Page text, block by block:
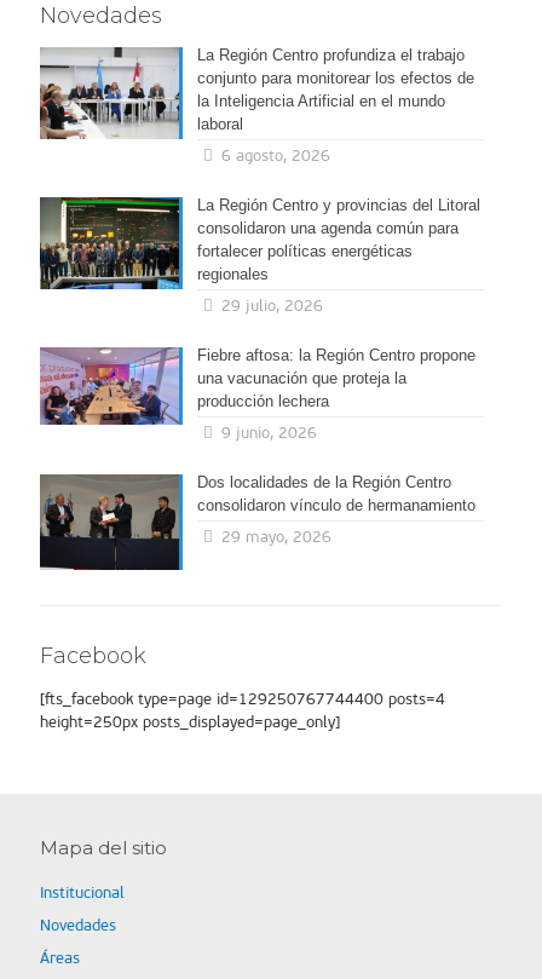
Novedades
La Región Centro profundiza el trabajo
conjunto para monitorear los efectos de
la Inteligencia Artificial en el mundo
laboral
6 agosto, 2026
La Región Centro y provincias del Litoral
consolidaron una agenda común para
fortalecer políticas energéticas
regionales
29 julio, 2026
Fiebre aftosa: la Región Centro propone
una vacunación que proteja la
producción lechera
9 junio, 2026
Dos localidades de la Región Centro
consolidaron vínculo de hermanamiento
29 mayo, 2026
Facebook
[fts_facebook type=page id=129250767744400 posts=4
height=250px posts_displayed=page_only]
Mapa del sitio
Institucional
Novedades
Áreas